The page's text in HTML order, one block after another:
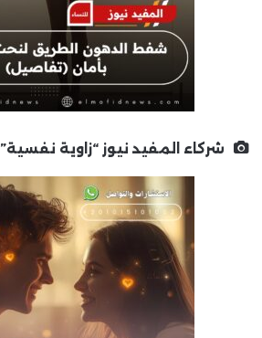
شركاء المفيد نيوز “زاوية نفسية”